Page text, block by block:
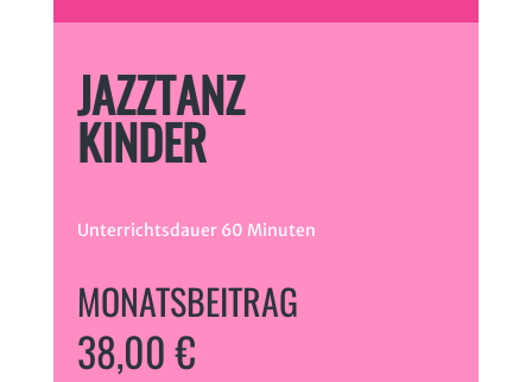
JAZZTANZ
KINDER
Unterrichtsdauer 60 Minuten
MONATSBEITRAG
38,00 €